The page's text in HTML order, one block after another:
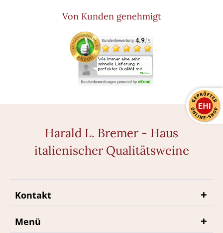
Von Kunden genehmigt
Harald L. Bremer - Haus
italienischer Qualitätsweine
Kontakt
Menü